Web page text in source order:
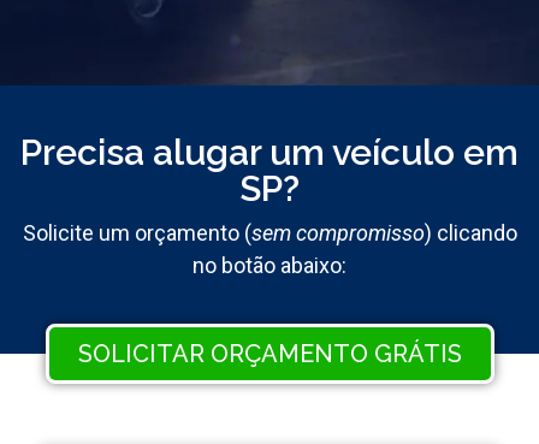
Precisa alugar um veículo em
SP?
Solicite um orçamento (sem compromisso) clicando
no botão abaixo:
SOLICITAR ORÇAMENTO GRÁTIS